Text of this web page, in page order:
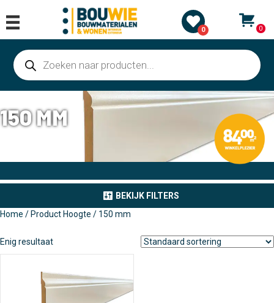
0 0
Producten
zoeken
150 MM
BEKIJK FILTERS
Home / Product Hoogte / 150 mm
Enig resultaat